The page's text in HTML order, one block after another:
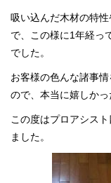
吸い込んだ木材の特
で、この様に1年経っ
でした。
お客様の色んな諸事
ので、本当に嬉しかっ
この度はプロアシス
ました。